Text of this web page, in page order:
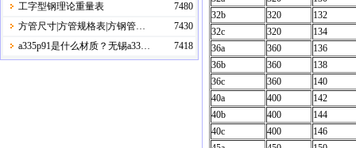
工字型钢理论重量表
7480
方管尺寸|方管规格表|方钢管…
7430
a335p91是什么材质？无锡a33…
7418
32b
320
132
32c
320
134
36a
360
136
36b
360
138
36c
360
140
40a
400
142
40b
400
144
40c
400
146